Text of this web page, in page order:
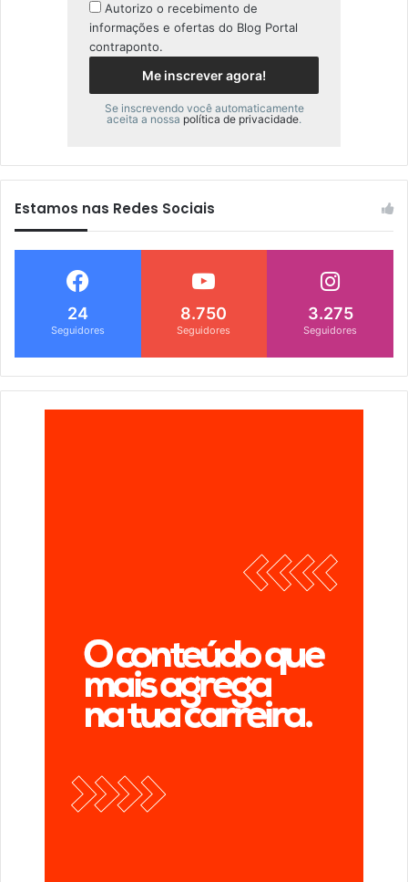
Autorizo o recebimento de
informações e ofertas do Blog Portal
contraponto.
Se inscrevendo você automaticamente
aceita a nossa política de privacidade.
Estamos nas Redes Sociais
24
Seguidores
8.750
Seguidores
3.275
Seguidores